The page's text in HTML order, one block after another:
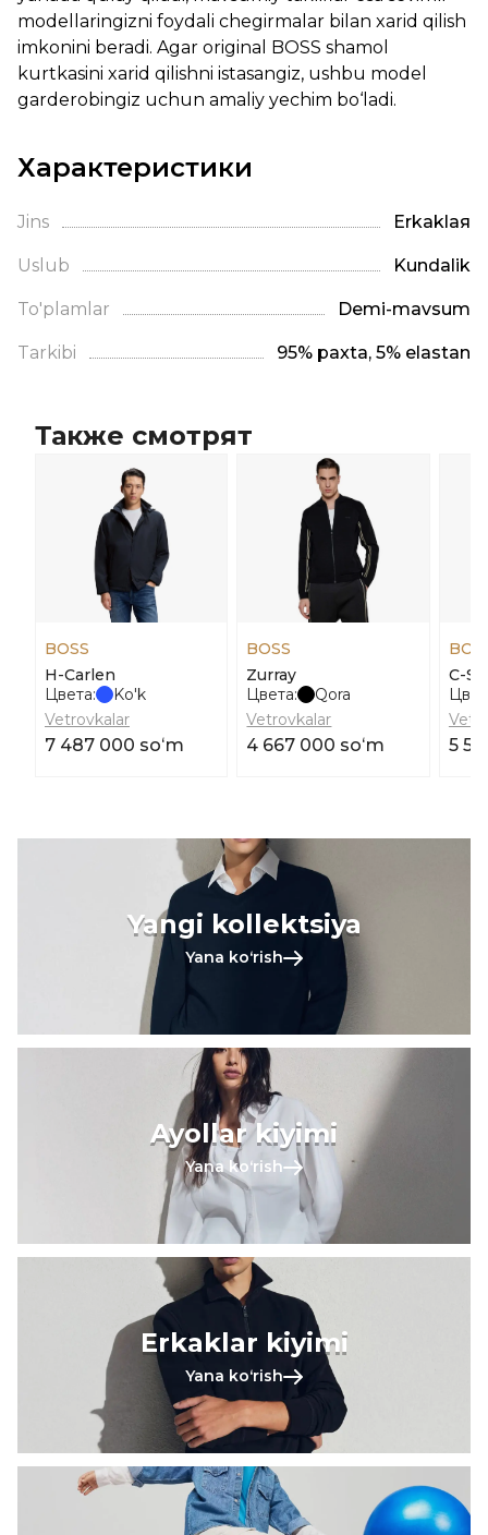
modellaringizni foydali chegirmalar bilan xarid qilish
imkonini beradi. Agar original BOSS shamol
kurtkasini xarid qilishni istasangiz, ushbu model
garderobingiz uchun amaliy yechim bo‘ladi.
Характеристики
Jins Erkaklая
Uslub Kundalik
To'plamlar Demi-mavsum
Tarkibi 95% paxta, 5% elastan
Также смотрят
BOSS
H-Carlen
Цвета:
Ko'k
Vetrovkalar
7 487 000 soʻm
BOSS
Zurray
Цвета:
Qora
Vetrovkalar
4 667 000 soʻm
C-
5
Yangi kollektsiya
Yana koʻrish
Ayollar kiyimi
Yana koʻrish
Erkaklar kiyimi
Yana koʻrish